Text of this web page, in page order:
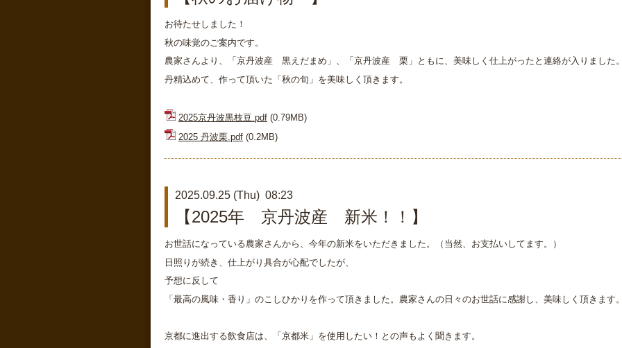
お待たせしました！
秋の味覚のご案内です。
農家さんより、「京丹波産 黒えだまめ」、「京丹波産 栗」ともに、美味しく仕上がったと連絡が入りました
丹精込めて、作って頂いた「秋の旬」を美味しく頂きます。
2025京丹波黒枝豆.pdf (0.79MB)
2025 丹波栗.pdf (0.2MB)
2025.09.25 (Thu) 08:23
【2025年 京丹波産 新米！！】
お世話になっている農家さんから、今年の新米をいただきました。（当然、お支払いしてます。）
日照りが続き、仕上がり具合が心配でしたが、
予想に反して
「最高の風味・香り」のこしひかりを作って頂きました。農家さんの日々のお世話に感謝し、美味しく頂きます
京都に進出する飲食店は、「京都米」を使用したい！との声もよく聞きます。